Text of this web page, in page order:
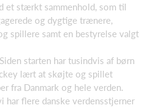
et stærkt sammenhold, som til
og dygtige trænere,
spillere samt en bestyrelse valgt
starten har tusindvis af børn
lært at skøjte og spillet
fra Danmark og hele verden.
har flere danske verdensstjerner